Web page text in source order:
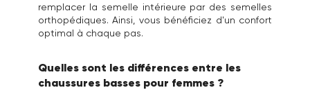
remplacer la semelle intérieure par des semelles
orthopédiques. Ainsi, vous bénéficiez d'un confort
optimal à chaque pas.
Quelles sont les différences entre les
chaussures basses pour femmes ?